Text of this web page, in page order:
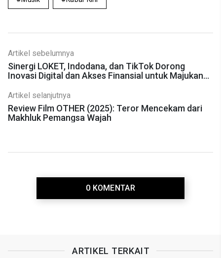
Artikel sebelumnya
Sinergi LOKET, Indodana, dan TikTok Dorong
Inovasi Digital dan Akses Finansial untuk Majukan
Artikel selanjutnya
Review Film OTHER (2025): Teror Mencekam dari
Makhluk Pemangsa Wajah
0 KOMENTAR
ARTIKEL TERKAIT